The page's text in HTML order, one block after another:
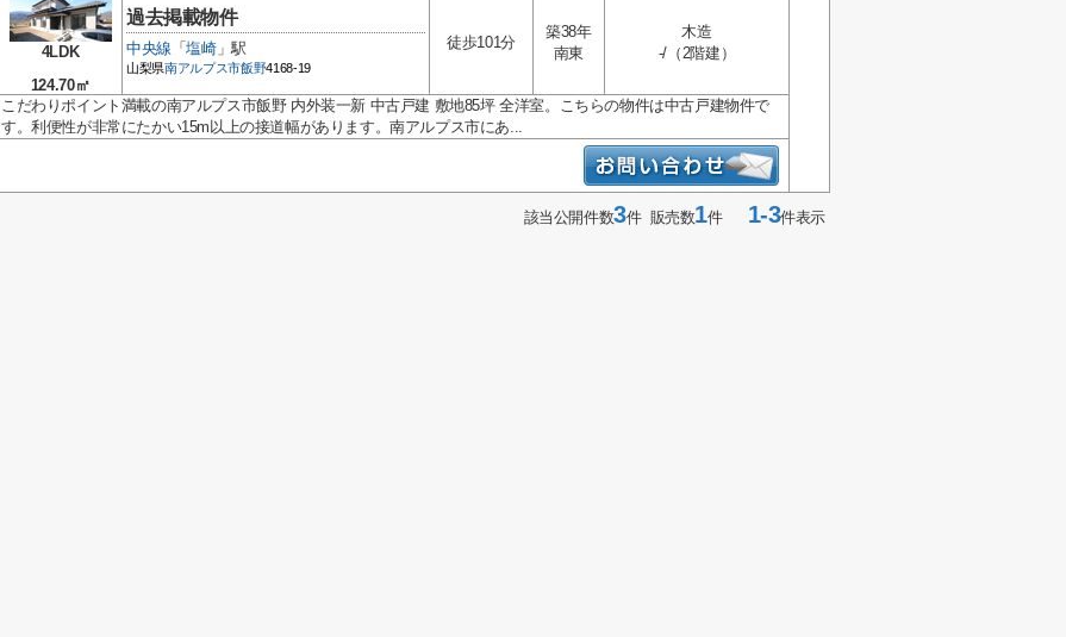
4LDK
124.70㎡
過去掲載物件
中央線 「塩崎」駅
山梨県南アルプス市飯野4168-19
徒歩101分
築38年
南東
木造
-/（2階建）
こだわりポイント満載の南アルプス市飯野 内外装一新 中古戸建 敷地85坪 全洋室。こちらの物件は中古戸建物件で
す。利便性が非常にたかい15m以上の接道幅があります。南アルプス市にあ...
該当公開件数3件 販売数1件1-3件表示